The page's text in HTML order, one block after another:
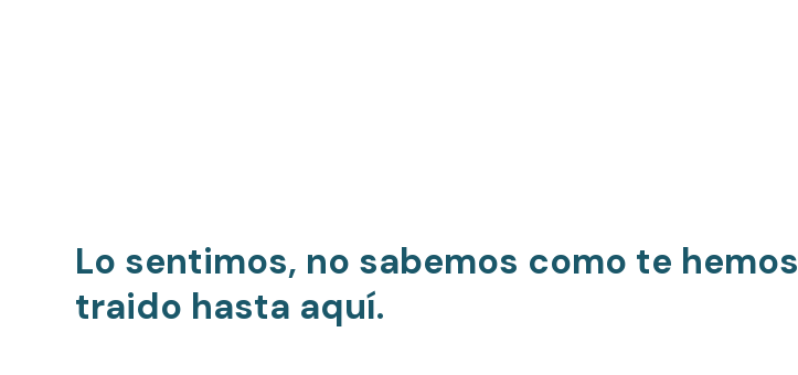
Lo sentimos, no sabemos como te hemos
traido hasta aquí.